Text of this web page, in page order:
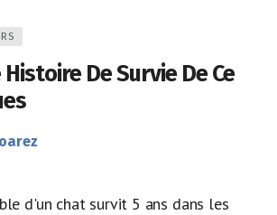
Histoire De Survie De Ce
d'un chat survit 5 ans dans les